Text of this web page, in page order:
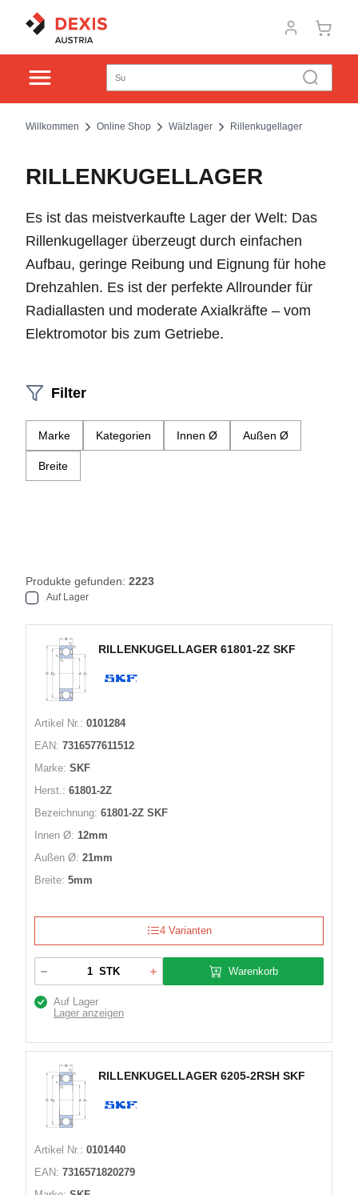
Willkommen Online Shop Wälzlager Rillenkugellager
RILLENKUGELLAGER
Es ist das meistverkaufte Lager der Welt: Das
Rillenkugellager überzeugt durch einfachen
Aufbau, geringe Reibung und Eignung für hohe
Drehzahlen. Es ist der perfekte Allrounder für
Radiallasten und moderate Axialkräfte – vom
Elektromotor bis zum Getriebe.
Filter
Marke Kategorien Innen Ø Außen Ø
Breite
Produkte gefunden: 2223
Auf Lager
RILLENKUGELLAGER 61801-2Z SKF
Artikel Nr.: 0101284
EAN: 7316577611512
Marke: SKF
Herst.: 61801-2Z
Bezeichnung: 61801-2Z SKF
Innen Ø: 12mm
Außen Ø: 21mm
Breite: 5mm
4 Varianten
STK Warenkorb
Auf Lager
Lager anzeigen
RILLENKUGELLAGER 6205-2RSH SKF
Artikel Nr.: 0101440
EAN: 7316571820279